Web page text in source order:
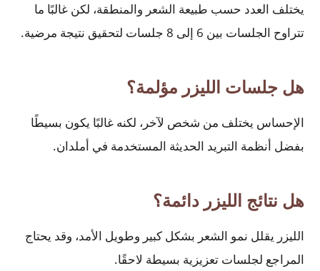
يختلف العدد حسب طبيعة الشعر والمنطقة، لكن غالبًا ما
تتراوح الجلسات بين 6 إلى 8 جلسات لتحقيق نتيجة مرضية.
هل جلسات الليزر مؤلمة؟
الإحساس يختلف من شخص لآخر، لكنه غالبًا يكون بسيطًا
بفضل أنظمة التبريد الحديثة المستخدمة في أملدان.
هل نتائج الليزر دائمة؟
الليزر يقلل نمو الشعر بشكل كبير وطويل الأمد، وقد يحتاج
المراجع لجلسات تعزيزية بسيطة لاحقًا.